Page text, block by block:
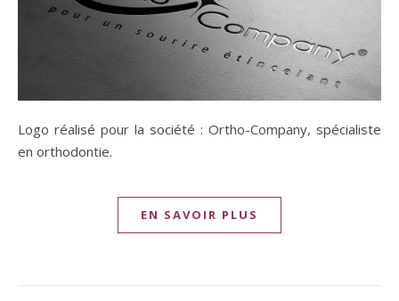
Logo réalisé pour la société : Ortho-Company, spécialiste
en orthodontie.
EN SAVOIR PLUS